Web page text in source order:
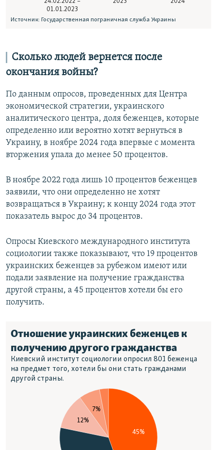
Сколько людей вернется после
окончания войны?
По данным опросов, проведенных для Центра
экономической стратегии, украинского
аналитического центра, доля беженцев, которые
определенно или вероятно хотят вернуться в
Украину, в ноябре 2024 года впервые с момента
вторжения упала до менее 50 процентов.
В ноябре 2022 года лишь 10 процентов беженцев
заявили, что они определенно не хотят
возвращаться в Украину; к концу 2024 года этот
показатель вырос до 34 процентов.
Опросы Киевского международного института
социологии также показывают, что 19 процентов
украинских беженцев за рубежом имеют или
подали заявление на получение гражданства
другой страны, а 45 процентов хотели бы его
получить.